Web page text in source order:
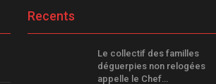
Recents
Le collectif des familles
déguerpies non relogées
appelle le Chef…